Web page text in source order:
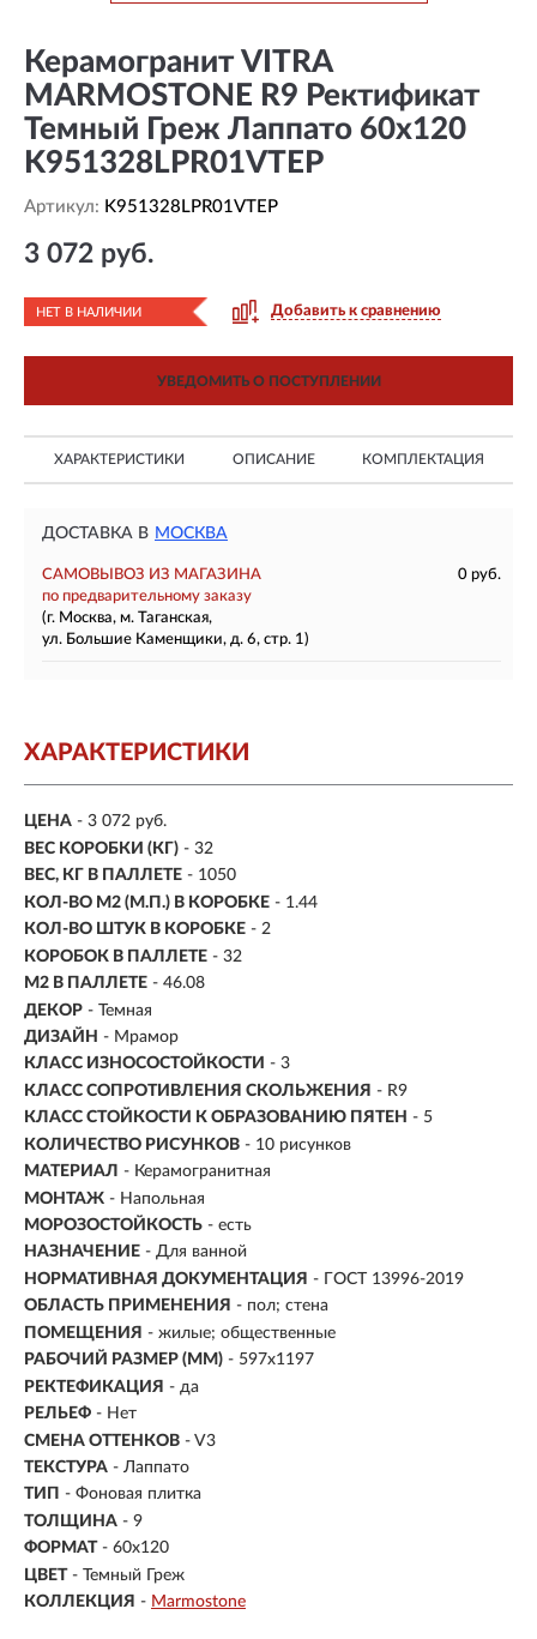
Керамогранит VITRA
MARMOSTONE R9 Ректификат
Темный Греж Лаппато 60x120
K951328LPR01VTEP
Артикул: K951328LPR01VTEP
3 072 руб.
НЕТ В НАЛИЧИИ Добавить к сравнению
УВЕДОМИТЬ О ПОСТУПЛЕНИИ
ХАРАКТЕРИСТИКИ ОПИСАНИЕ КОМПЛЕКТАЦИЯ
ДОСТАВКА В МОСКВА
САМОВЫВОЗ ИЗ МАГАЗИНА
0 руб.
по предварительному заказу
(г. Москва, м. Таганская,
ул. Большие Каменщики, д. 6, стр. 1)
ХАРАКТЕРИСТИКИ
ЦЕНА - 3 072 руб.
ВЕС КОРОБКИ (КГ) - 32
ВЕС, КГ В ПАЛЛЕТЕ - 1050
КОЛ-ВО М2 (М.П.) В КОРОБКЕ - 1.44
КОЛ-ВО ШТУК В КОРОБКЕ - 2
КОРОБОК В ПАЛЛЕТЕ - 32
М2 В ПАЛЛЕТЕ - 46.08
ДЕКОР - Темная
ДИЗАЙН - Мрамор
КЛАСС ИЗНОСОСТОЙКОСТИ - 3
КЛАСС СОПРОТИВЛЕНИЯ СКОЛЬЖЕНИЯ - R9
КЛАСС СТОЙКОСТИ К ОБРАЗОВАНИЮ ПЯТЕН - 5
КОЛИЧЕСТВО РИСУНКОВ - 10 рисунков
МАТЕРИАЛ - Керамогранитная
МОНТАЖ - Напольная
МОРОЗОСТОЙКОСТЬ - есть
НАЗНАЧЕНИЕ - Для ванной
НОРМАТИВНАЯ ДОКУМЕНТАЦИЯ - ГОСТ 13996-2019
ОБЛАСТЬ ПРИМЕНЕНИЯ - пол; стена
ПОМЕЩЕНИЯ - жилые; общественные
РАБОЧИЙ РАЗМЕР (ММ) - 597x1197
РЕКТЕФИКАЦИЯ - да
РЕЛЬЕФ - Нет
СМЕНА ОТТЕНКОВ - V3
ТЕКСТУРА - Лаппато
ТИП - Фоновая плитка
ТОЛЩИНА - 9
ФОРМАТ - 60x120
ЦВЕТ - Темный Греж
КОЛЛЕКЦИЯ - Marmostone